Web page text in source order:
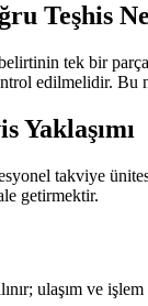
Teşhis
tek bir
edilmelidir.
Yaklaşımı
takviye
getirmektir.
ulaşım ve